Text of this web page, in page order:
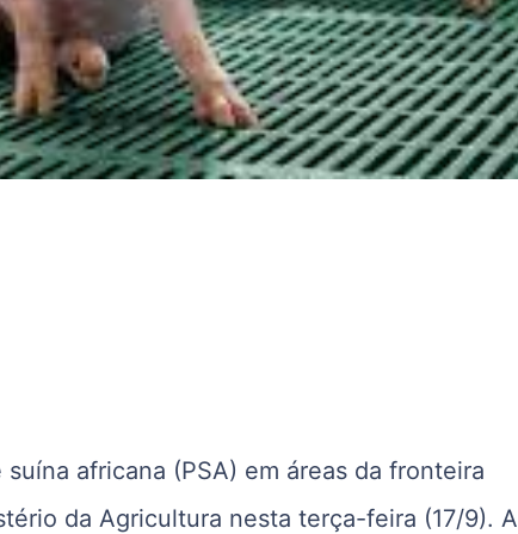
africana (PSA) em áreas da fronteira
da Agricultura nesta terça-feira (17/9). A